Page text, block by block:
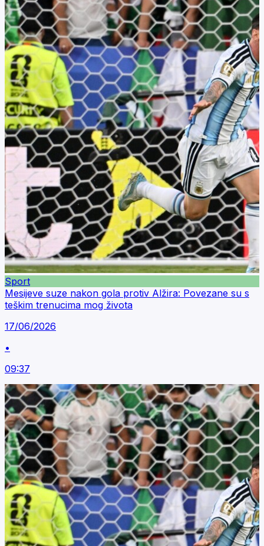
Sport
Mesijeve suze nakon gola protiv Alžira: Povezane su s
teškim trenucima mog života
17/06/2026
•
09:37